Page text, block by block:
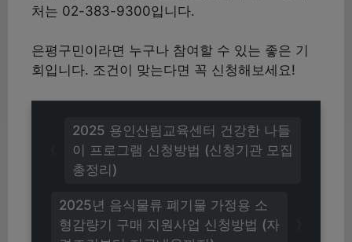
처는 02-383-9300입니다.
은평구민이라면 누구나 참여할 수 있는 좋은 기
회입니다. 조건이 맞는다면 꼭 신청해보세요!
2025년 음식물류 폐기물 가정용 소
형감량기 구매 지원사업 신청방법 (자
2025 용인산림교육센터 건강한 나들
이 프로그램 신청방법 (신청기관 모집
총정리)